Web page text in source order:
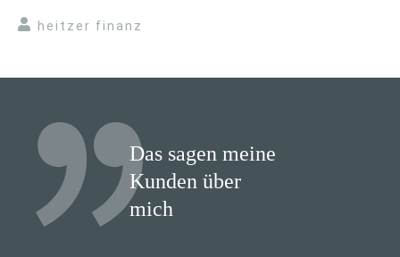
heitzer finanz
Das sagen meine
Kunden über
mich